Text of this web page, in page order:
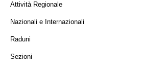
Attività Regionale
Nazionali e Internazionali
Raduni
Sezioni